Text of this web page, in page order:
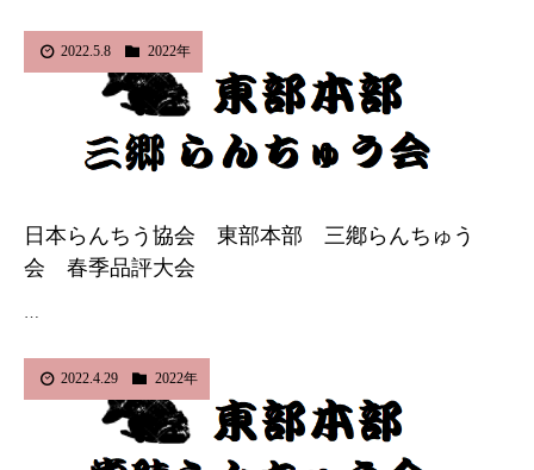
2022.5.8 2022年
日本らんちう協会 東部本部 三鄕らんちゅう
会 春季品評大会
2022.4.29 2022年